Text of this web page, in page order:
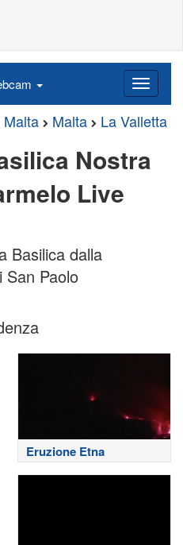
Malta Malta La Valletta
Nostra
Live
Basilica dalla
San Paolo
Eruzione Etna